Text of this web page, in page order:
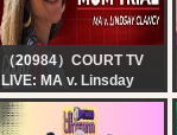
（20984）COURT TV
LIVE: MA v. Linsday
Clancy - Day 8 |
Accused Killer Mom